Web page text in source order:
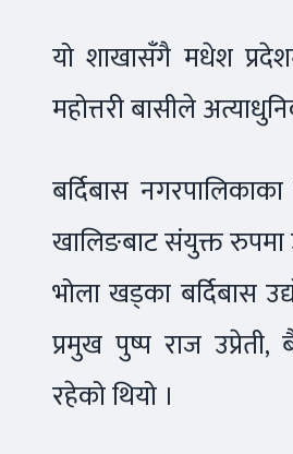
यो शाखासँगै मधेश
महोत्तरी बासीले
बर्दिबास
खालिङबाट संयुक्त रुपमा
भोला खड्का बर्दिबास
प्रमुख पुष्प राज
रहेको थियो ।